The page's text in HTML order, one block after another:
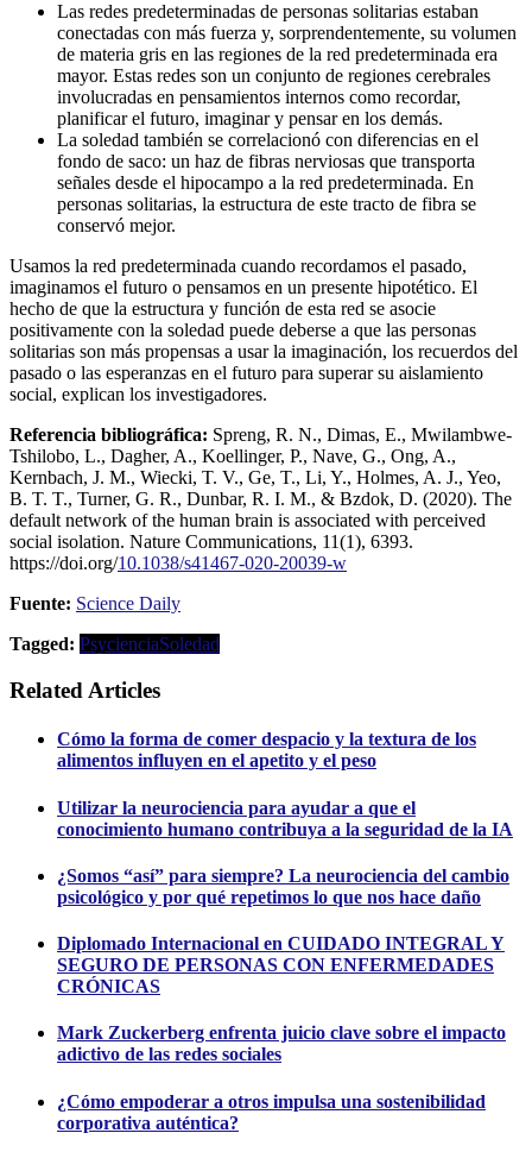
Las redes predeterminadas de personas solitarias estaban
conectadas con más fuerza y, sorprendentemente, su volumen
de materia gris en las regiones de la red predeterminada era
mayor. Estas redes son un conjunto de regiones cerebrales
involucradas en pensamientos internos como recordar,
planificar el futuro, imaginar y pensar en los demás.
La soledad también se correlacionó con diferencias en el
fondo de saco: un haz de fibras nerviosas que transporta
señales desde el hipocampo a la red predeterminada. En
personas solitarias, la estructura de este tracto de fibra se
conservó mejor.
Usamos la red predeterminada cuando recordamos el pasado,
imaginamos el futuro o pensamos en un presente hipotético. El
hecho de que la estructura y función de esta red se asocie
positivamente con la soledad puede deberse a que las personas
solitarias son más propensas a usar la imaginación, los recuerdos del
pasado o las esperanzas en el futuro para superar su aislamiento
social, explican los investigadores.
Referencia bibliográfica: Spreng, R. N., Dimas, E., Mwilambwe-
Tshilobo, L., Dagher, A., Koellinger, P., Nave, G., Ong, A.,
Kernbach, J. M., Wiecki, T. V., Ge, T., Li, Y., Holmes, A. J., Yeo,
B. T. T., Turner, G. R., Dunbar, R. I. M., & Bzdok, D. (2020). The
default network of the human brain is associated with perceived
social isolation. Nature Communications, 11(1), 6393.
https://doi.org/10.1038/s41467-020-20039-w
Fuente: Science Daily
Tagged: PsycienciaSoledad
Related Articles
Cómo la forma de comer despacio y la textura de los
alimentos influyen en el apetito y el peso
Utilizar la neurociencia para ayudar a que el
conocimiento humano contribuya a la seguridad de la IA
¿Somos “así” para siempre? La neurociencia del cambio
psicológico y por qué repetimos lo que nos hace daño
Diplomado Internacional en CUIDADO INTEGRAL Y
SEGURO DE PERSONAS CON ENFERMEDADES
CRÓNICAS
Mark Zuckerberg enfrenta juicio clave sobre el impacto
adictivo de las redes sociales
¿Cómo empoderar a otros impulsa una sostenibilidad
corporativa auténtica?